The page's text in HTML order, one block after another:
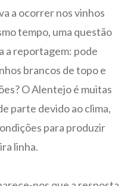
a ocorrer nos vinhos
tempo, uma questão
a reportagem: pode
brancos de topo e
O Alentejo é muitas
parte devido ao clima,
para produzir
linha.